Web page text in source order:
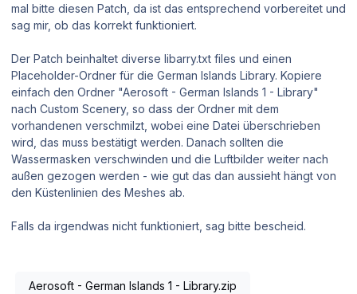
mal bitte diesen Patch, da ist das entsprechend vorbereitet und
sag mir, ob das korrekt funktioniert.
Der Patch beinhaltet diverse libarry.txt files und einen
Placeholder-Ordner für die German Islands Library. Kopiere
einfach den Ordner "Aerosoft - German Islands 1 - Library"
nach Custom Scenery, so dass der Ordner mit dem
vorhandenen verschmilzt, wobei eine Datei überschrieben
wird, das muss bestätigt werden. Danach sollten die
Wassermasken verschwinden und die Luftbilder weiter nach
außen gezogen werden - wie gut das dan aussieht hängt von
den Küstenlinien des Meshes ab.
Falls da irgendwas nicht funktioniert, sag bitte bescheid.
Aerosoft - German Islands 1 - Library.zip